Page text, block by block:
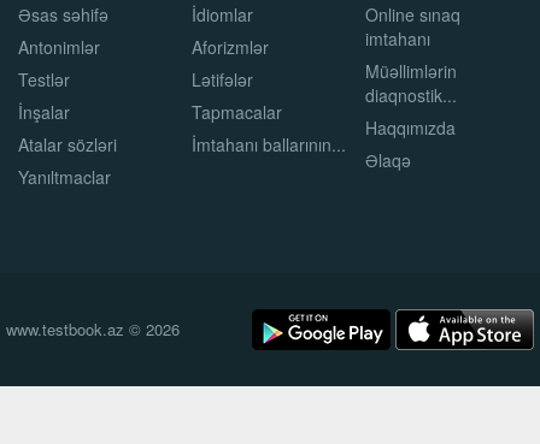
Əsas səhifə
Antonimlər
Testlər
İnşalar
Atalar sözləri
Yanıltmaclar
İdiomlar
Aforizmlər
Lətifələr
Tapmacalar
İmtahanı ballarının...
Online sınaq
imtahanı
Müəllimlərin
diaqnostik...
Haqqımızda
Əlaqə
www.testbook.az © 2026